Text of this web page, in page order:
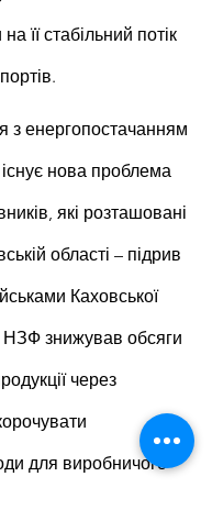
її стабільний потік
з енергопостачанням
нова проблема
які розташовані
області – підрив
Каховської
знижував обсяги
через
для виробничого